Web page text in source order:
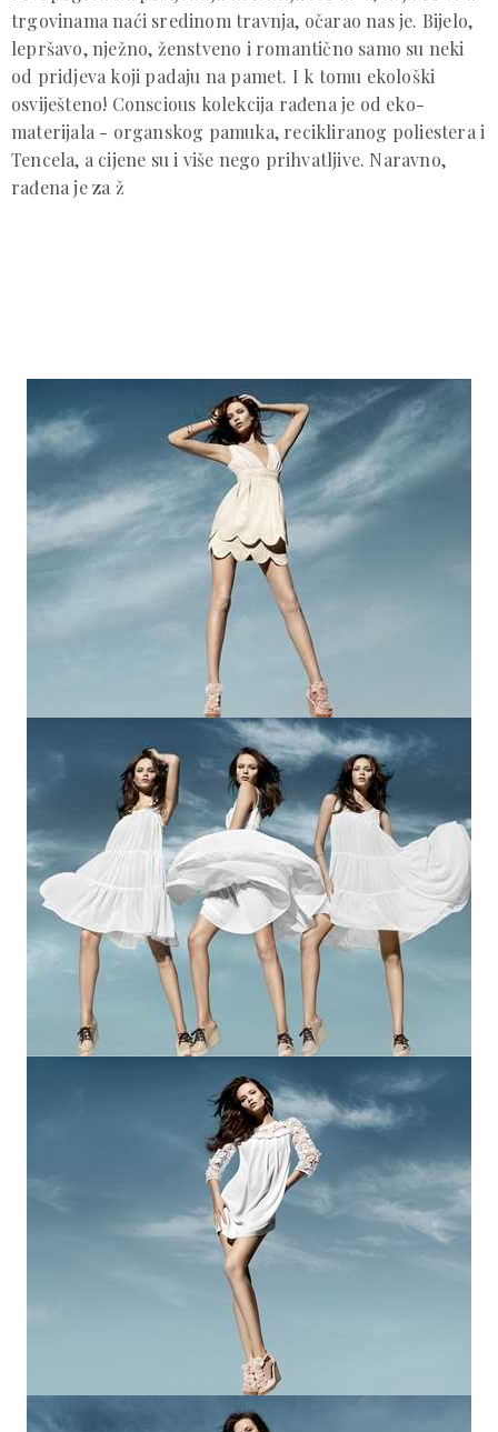
trgovinama naći sredinom travnja, očarao nas je. Bijelo,
lepršavo, nježno, ženstveno i romantično samo su neki
od pridjeva koji padaju na pamet. I k tomu ekološki
osviješteno! Conscious kolekcija rađena je od eko-
materijala - organskog pamuka, recikliranog poliestera i
Tencela, a cijene su i više nego prihvatljive. Naravno,
rađena je za ž